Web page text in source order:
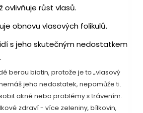
ovlivňuje růst vlasů.
obnovu vlasových folikulů.
s jeho skutečným nedostatkem
berou biotin, protože je to „vlasový
jeho nedostatek, nepomůže ti.
akné nebo problémy s trávením.
zdraví - více zeleniny, bílkovin,